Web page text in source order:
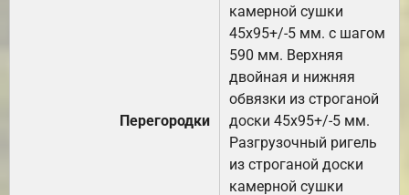
Перегородки
камерной сушки
45х95+/-5 мм. с шагом
590 мм. Верхняя
двойная и нижняя
обвязки из строганой
доски 45х95+/-5 мм.
Разгрузочный ригель
из строганой доски
камерной сушки